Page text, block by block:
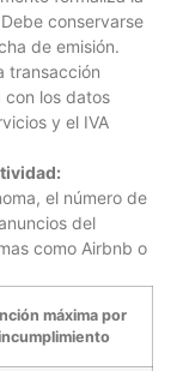
conservarse
de emisión.
transacción
los datos
y el IVA
el número de
del
como Airbnb o
máxima por